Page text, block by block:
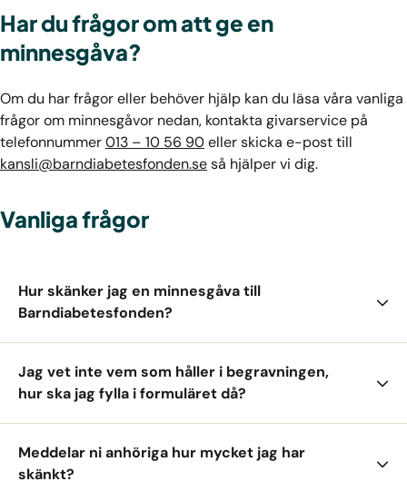
Har du frågor om att ge en
minnesgåva?
Om du har frågor eller behöver hjälp kan du läsa våra vanliga
frågor om minnesgåvor nedan, kontakta givarservice på
telefonnummer013 – 10 56 90eller skicka e-post till
kansli@barndiabetesfonden.seså hjälper vi dig.
Vanliga frågor
Hur skänker jag en minnesgåva till
Barndiabetesfonden?
Jag vet inte vem som håller i begravningen,
hur ska jag fylla i formuläret då?
Meddelar ni anhöriga hur mycket jag har
skänkt?